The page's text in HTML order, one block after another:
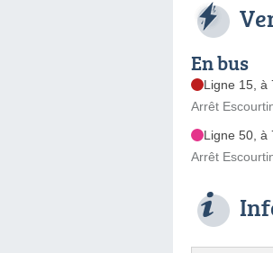
En bus
Ligne 15, à
Arrêt
Ligne 50, à
Arrêt